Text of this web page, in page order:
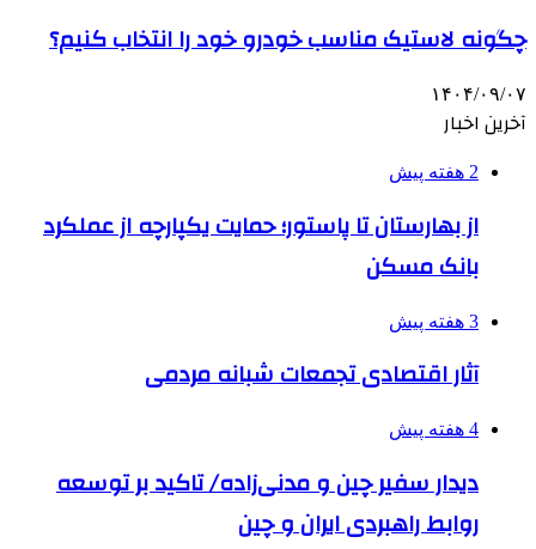
چگونه لاستیک مناسب خودرو خود را انتخاب کنیم؟
۱۴۰۴/۰۹/۰۷
آخرین اخبار
2 هفته پیش
از بهارستان تا پاستور؛ حمایت یکپارچه از عملکرد
بانک مسکن
3 هفته پیش
آثار اقتصادی تجمعات شبانه مردمی
4 هفته پیش
دیدار سفیر چین و مدنی‌زاده/ تاکید بر توسعه
روابط راهبردی ایران و چین